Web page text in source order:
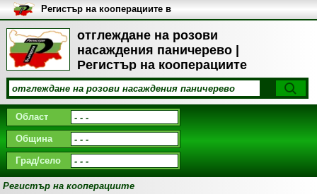
отглеждане на розови
насаждения паничерево |
Регистър на кооперациите
Регистър на кооперациите в
България
Област
Община
Град/село
Регистър на кооперациите